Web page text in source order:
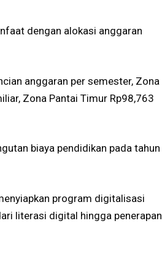
dengan alokasi anggaran
anggaran per semester, Zona
Zona Pantai Timur Rp98,763
biaya pendidikan pada tahun
program digitalisasi
literasi digital hingga penerapan